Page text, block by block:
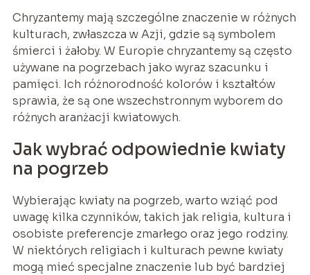
Chryzantemy mają szczególne znaczenie w różnych
kulturach, zwłaszcza w Azji, gdzie są symbolem
śmierci i żałoby. W Europie chryzantemy są często
używane na pogrzebach jako wyraz szacunku i
pamięci. Ich różnorodność kolorów i kształtów
sprawia, że są one wszechstronnym wyborem do
różnych aranżacji kwiatowych.
Jak wybrać odpowiednie kwiaty
na pogrzeb
Wybierając kwiaty na pogrzeb, warto wziąć pod
uwagę kilka czynników, takich jak religia, kultura i
osobiste preferencje zmarłego oraz jego rodziny.
W niektórych religiach i kulturach pewne kwiaty
mogą mieć specjalne znaczenie lub być bardziej